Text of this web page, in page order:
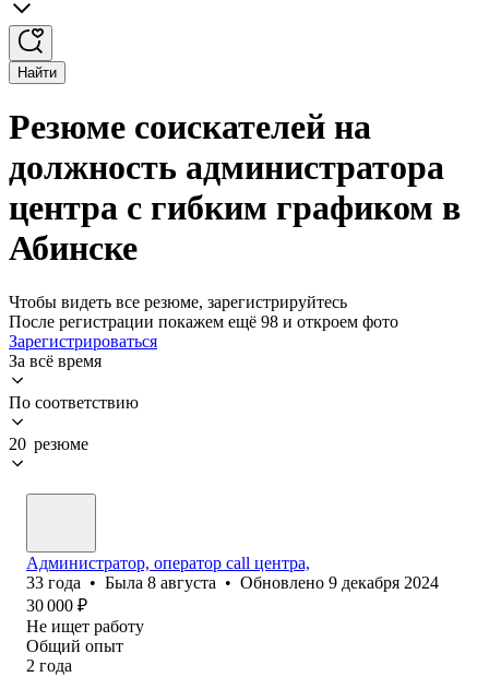
Найти
Резюме соискателей на
должность администратора
центра с гибким графиком в
Абинске
Чтобы видеть все резюме, зарегистрируйтесь
После регистрации покажем ещё 98 и откроем фото
Зарегистрироваться
За всё время
По соответствию
20 резюме
Администратор, оператор саll центра,
33 года • Была 8 августа • Обновлено 9 декабря 2024
30 000 ₽
Не ищет работу
Общий опыт
2 года